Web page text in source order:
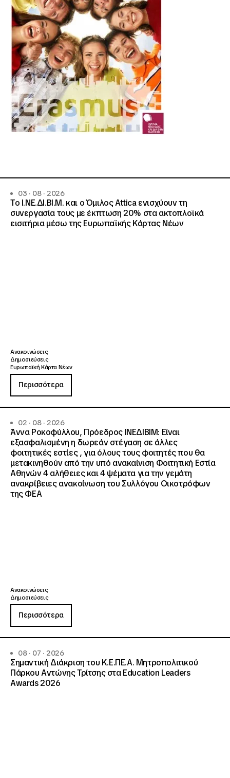
03 · 08 · 2026
Το Ι.ΝΕ.ΔΙ.ΒΙ.Μ. και o Όμιλος Attica ενισχύουν τη
συνεργασία τους με έκπτωση 20% στα ακτοπλοϊκά
εισιτήρια μέσω της Ευρωπαϊκής Κάρτας Νέων
Ανακοινώσεις
Δημοσιεύσεις
Ευρωπαϊκή Κάρτα Νέων
Περισσότερα
02 · 08 · 2026
Άννα Ροκοφύλλου, Πρόεδρος ΙΝΕΔΙΒΙΜ: Είναι
εξασφαλισμένη η δωρεάν στέγαση σε άλλες
φοιτητικές εστίες , για όλους τους φοιτητές που θα
μετακινηθούν από την υπό ανακαίνιση Φοιτητική Εστία
Αθηνών 4 αλήθειες και 4 ψέματα για την γεμάτη
ανακρίβειες ανακοίνωση του Συλλόγου Οικοτρόφων
της ΦΕΑ
Ανακοινώσεις
Δημοσιεύσεις
Περισσότερα
08 · 07 · 2026
Σημαντική Διάκριση του Κ.Ε.ΠΕ.Α. Μητροπολιτικού
Πάρκου Αντώνης Τρίτσης στα Education Leaders
Awards 2026